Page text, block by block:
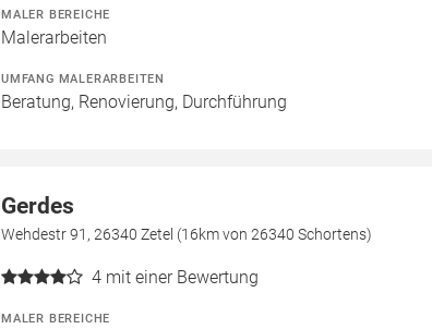
MALER BEREICHE
Malerarbeiten
UMFANG MALERARBEITEN
Beratung, Renovierung, Durchführung
Gerdes
Wehdestr 91, 26340 Zetel (16km von 26340 Schortens)
4 mit einer Bewertung
MALER BEREICHE